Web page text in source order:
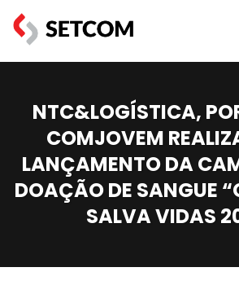
NTC&LOGÍSTICA,
COMJOVEM
LANÇAMENTO DA
DOAÇÃO DE SANGUE
SALVA VIDAS